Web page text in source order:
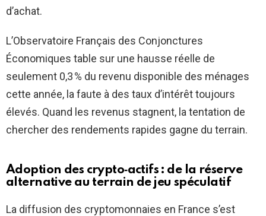
d’achat.
L’Observatoire Français des Conjonctures
Économiques table sur une hausse réelle de
seulement 0,3 % du revenu disponible des ménages
cette année, la faute à des taux d’intérêt toujours
élevés. Quand les revenus stagnent, la tentation de
chercher des rendements rapides gagne du terrain.
Adoption des crypto‑actifs : de la réserve
alternative au terrain de jeu spéculatif
La diffusion des cryptomonnaies en France s’est